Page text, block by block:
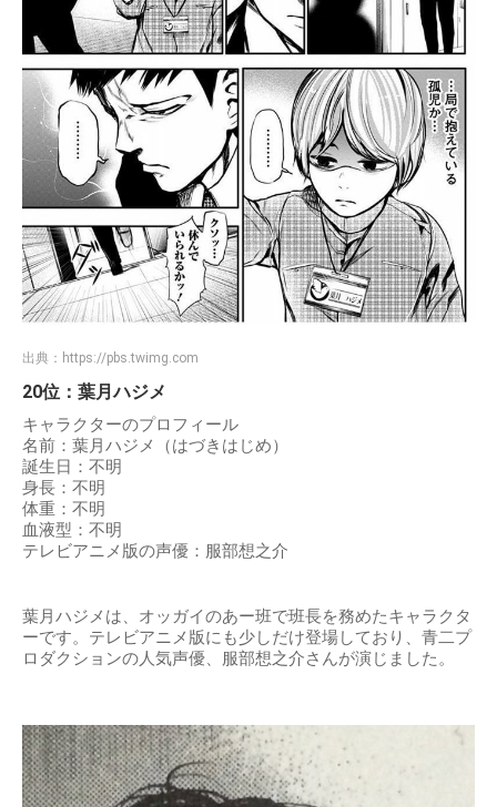
出典： https://pbs.twimg.com
20位：葉月ハジメ
キャラクターのプロフィール
名前：葉月ハジメ（はづきはじめ）
誕生日：不明
身長：不明
体重：不明
血液型：不明
テレビアニメ版の声優：服部想之介
葉月ハジメは、オッガイのあー班で班長を務めたキャラクタ
ーです。テレビアニメ版にも少しだけ登場しており、青二プ
ロダクションの人気声優、服部想之介さんが演じました。